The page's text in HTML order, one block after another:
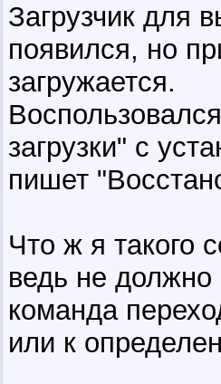
Загрузчик для
появился, но
загружается.
загрузки" с
пишет
Что ж я такого
ведь не должно
команда
или к